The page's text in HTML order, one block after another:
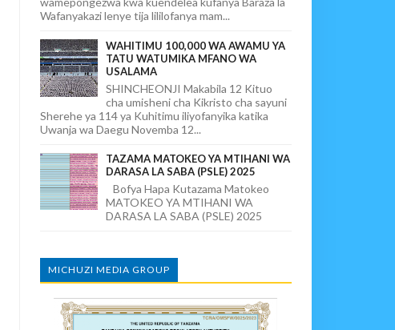
Wafanyakazi lenye tija lililofanya mam...
WAHITIMU 100,000 WA AWAMU YA
TATU WATUMIKA MFANO WA
USALAMA
SHINCHEONJI Makabila 12 Kituo
cha umisheni cha Kikristo cha sayuni
Sherehe ya 114 ya Kuhitimu iliyofanyika katika
Uwanja wa Daegu Novemba 12...
TAZAMA MATOKEO YA MTIHANI WA
DARASA LA SABA (PSLE) 2025
Bofya Hapa Kutazama Matokeo
MATOKEO YA MTIHANI WA
DARASA LA SABA (PSLE) 2025
MICHUZI MEDIA GROUP